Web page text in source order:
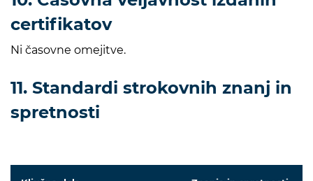
certifikatov
Ni časovne omejitve.
11. Standardi strokovnih znanj in
spretnosti